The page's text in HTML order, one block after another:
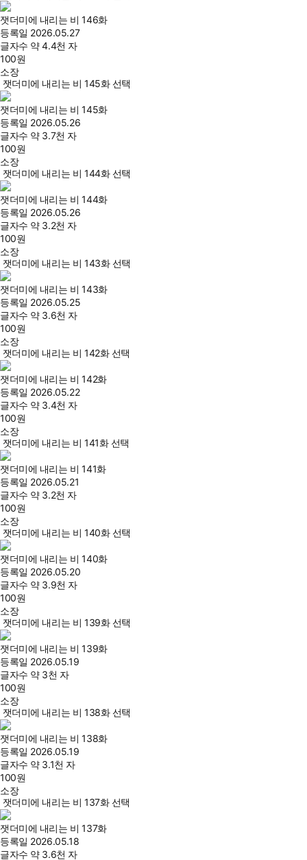
잿더미에 내리는 비 146화
등록일 2026.05.27
글자수 약 4.4천 자
100원
소장
잿더미에 내리는 비 145화 선택
잿더미에 내리는 비 145화
등록일 2026.05.26
글자수 약 3.7천 자
100원
소장
잿더미에 내리는 비 144화 선택
잿더미에 내리는 비 144화
등록일 2026.05.26
글자수 약 3.2천 자
100원
소장
잿더미에 내리는 비 143화 선택
잿더미에 내리는 비 143화
등록일 2026.05.25
글자수 약 3.6천 자
100원
소장
잿더미에 내리는 비 142화 선택
잿더미에 내리는 비 142화
등록일 2026.05.22
글자수 약 3.4천 자
100원
소장
잿더미에 내리는 비 141화 선택
잿더미에 내리는 비 141화
등록일 2026.05.21
글자수 약 3.2천 자
100원
소장
잿더미에 내리는 비 140화 선택
잿더미에 내리는 비 140화
등록일 2026.05.20
글자수 약 3.9천 자
100원
소장
잿더미에 내리는 비 139화 선택
잿더미에 내리는 비 139화
등록일 2026.05.19
글자수 약 3천 자
100원
소장
잿더미에 내리는 비 138화 선택
잿더미에 내리는 비 138화
등록일 2026.05.19
글자수 약 3.1천 자
100원
소장
잿더미에 내리는 비 137화 선택
잿더미에 내리는 비 137화
등록일 2026.05.18
글자수 약 3.6천 자